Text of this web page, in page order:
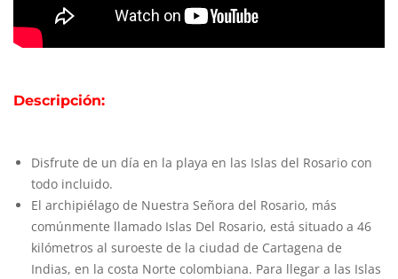
Descripción:
Disfrute de un día en la playa en las Islas del Rosario con
todo incluido.
El archipiélago de Nuestra Señora del Rosario, más
comúnmente llamado Islas Del Rosario, está situado a 46
kilómetros al suroeste de la ciudad de Cartagena de
Indias, en la costa Norte colombiana. Para llegar a las Islas